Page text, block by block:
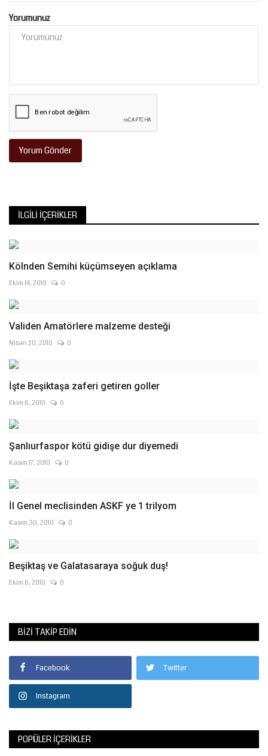
Yorumunuz
Yorum Gönder
İLGILI İÇERIKLER
Kölnden Semihi küçümseyen açıklama
Ekim 14, 2010 0
Validen Amatörlere malzeme desteği
Nisan 20, 2010 0
İşte Beşiktaşa zaferi getiren goller
Ekim 6, 2010 0
Şanlıurfaspor kötü gidişe dur diyemedi
Kasım 17, 2010 0
İl Genel meclisinden ASKF ye 1 trilyom
Kasım 30, 2010 0
Beşiktaş ve Galatasaraya soğuk duş!
Ekim 6, 2010 0
BIZI TAKIP EDIN
Facebook Twitter
Instagram
POPÜLER İÇERIKLER